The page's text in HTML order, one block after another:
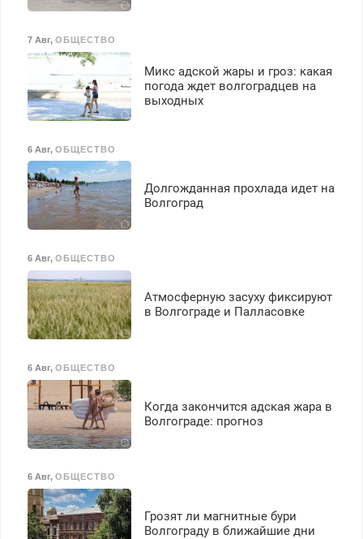
7 Авг, ОБЩЕСТВО
Микс адской жары и гроз: какая
погода ждет волгоградцев на
выходных
6 Авг, ОБЩЕСТВО
Долгожданная прохлада идет на
Волгоград
6 Авг, ОБЩЕСТВО
Атмосферную засуху фиксируют
в Волгограде и Палласовке
6 Авг, ОБЩЕСТВО
Когда закончится адская жара в
Волгограде: прогноз
6 Авг, ОБЩЕСТВО
Грозят ли магнитные бури
Волгограду в ближайшие дни